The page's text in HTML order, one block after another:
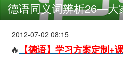
德语同义词辨析26—大
2012-07-02 08:15
🔥 【德语】学习方案定制+